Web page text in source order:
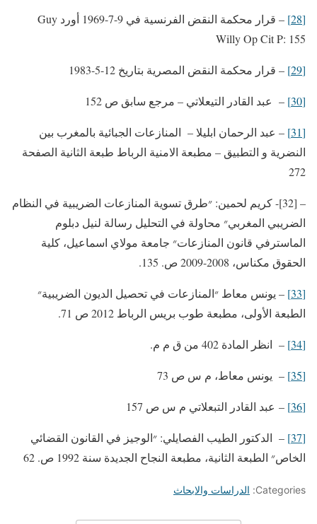
[28]
– قرار محكمة النقض الفرنسية في 9-7-1969 أورد Guy
Willy Op Cit P: 155
[29] – قرار محكمة النقض المصرية بتاريخ 12-5-1983
[30] – عبد القادر التيعلاتي – مرجع سابق ص 152
[31]
– عبد الرحمان ابليلا – المنازعات الجبائية بالمغرب بين
النضرية و التطبيق – مطبعة الامنية الرباط طبعة الثانية الصفحة
272
– [32]- كريم لحمين: ״طرق تسوية المنازعات الضريبية في النظام
الضريبي المغربي״ محاولة في التحليل رسالة لنيل دبلوم
الماسترفي قانون المنازعات״ جامعة مولاي اسماعيل، كلية
الحقوق مكناس، 2008-2009 ص. 135.
[33]
– يونس معاط ״المنازعات في تحصيل الديون الضريبية״
الطبعة الأولى، مطبعة طوب بريس الرباط 2012 ص 71.
[34] – انظر المادة 402 من ق م م.
[35] – يونس معاط، م س ص 73
[36] – عبد القادر التبعلاتي م س ص 157
[37]
– الدكتور الطيب الفصايلي: ״الوجيز في القانون القضائي
الخاص״ الطبعة الثانية، مطبعة النجاح الجديدة سنة 1992 ص. 62
Categories: الدراسات والابحاث